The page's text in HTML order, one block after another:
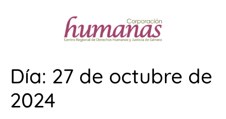
Día: 27 de octubre de
2024